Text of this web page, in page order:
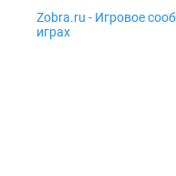
Zobra.ru - Игровое
играх